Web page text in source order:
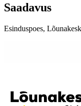
Saadavus
Esinduspoes,